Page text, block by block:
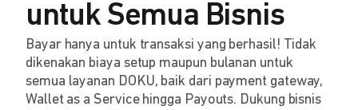
untuk Semua Bisnis
Bayar hanya untuk transaksi yang berhasil! Tidak
dikenakan biaya setup maupun bulanan untuk
semua layanan DOKU, baik dari payment gateway,
Wallet as a Service hingga Payouts. Dukung bisnis